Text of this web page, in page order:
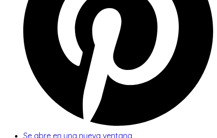
Se abre en una nueva ventana